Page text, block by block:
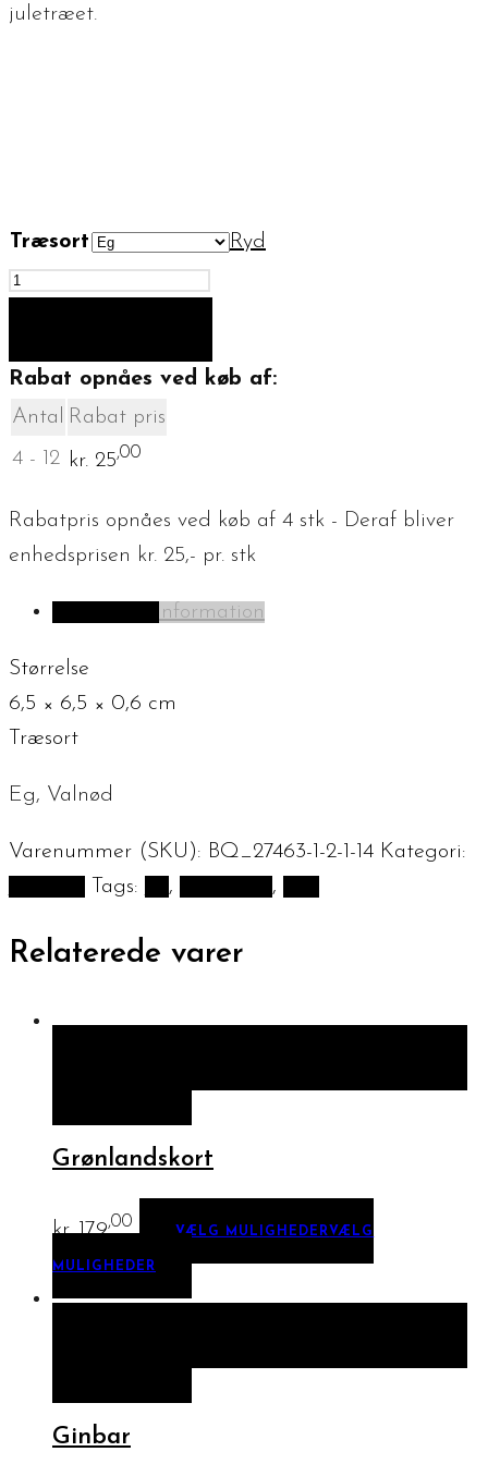
juletræet.
Træsort
Ryd
Julekugler
100
-
Snefnug
Rabat opnåes ved køb af:
Antal Rabat pris
4 - 12 kr. 25,00
Rabatpris opnåes ved køb af 4 stk - Deraf bliver
enhedsprisen kr. 25,- pr. stk
Yderligere information
Størrelse
6,5 × 6,5 × 0,6 cm
Træsort
Eg, Valnød
Varenummer (SKU): BQ_27463-1-2-1-14 Kategori:
Tags: , ,
Relaterede varer
Grønlandskort
kr.179,00
VÆLG MULIGHEDERVÆLG
MULIGHEDER
Ginbar